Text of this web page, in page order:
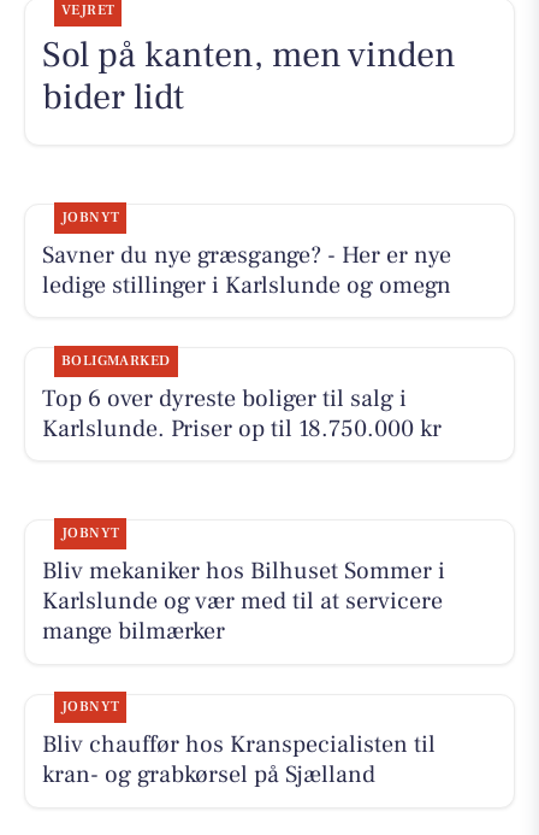
VEJRET
Sol på kanten, men vinden
bider lidt
JOBNYT
Savner du nye græsgange? - Her er nye
ledige stillinger i Karlslunde og omegn
BOLIGMARKED
Top 6 over dyreste boliger til salg i
Karlslunde. Priser op til 18.750.000 kr
JOBNYT
Bliv mekaniker hos Bilhuset Sommer i
Karlslunde og vær med til at servicere
mange bilmærker
JOBNYT
Bliv chauffør hos Kranspecialisten til
kran- og grabkørsel på Sjælland